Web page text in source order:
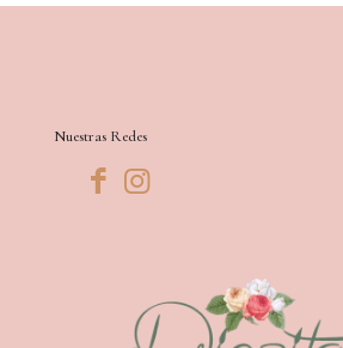
Nuestras Redes